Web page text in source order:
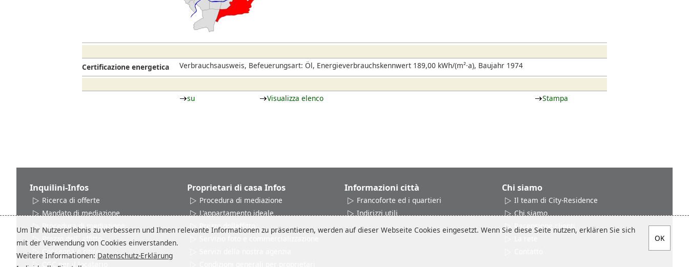
Certificazione energetica Verbrauchsausweis, Befeuerungsart: Öl, Energieverbrauchskennwert 189,00 kWh/(m²·a), Baujahr 1974
su Visualizza elenco Stampa
Inquilini-Infos
Ricerca di offerte
Mandato di mediazione
Procedura di mediazione
Prezzo dell´ affitto
Consegna e ritiro
CGC per il locatario
Proprietari di casa Infos
Procedura di mediazione
L'appartamento ideale
Prezzo dellaffitto
Informazioni città
Francoforte ed i quartieri
Indirizzi utili
Chi siamo
Il team di City-Residence
Chi siamo
Recensione clienti
Um Ihr Nutzererlebnis zu verbessern und Ihnen relevante Informationen zu präsentieren, werden auf dieser Webseite Cookies eingesetzt. Wenn Sie diese Seite nutzen, erklären Sie sich
mit der Verwendung von Cookies einverstanden.
Weitere Informationen: Datenschutz-Erklärung